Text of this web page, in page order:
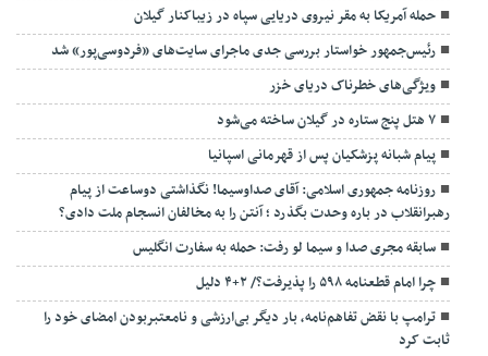
حمله آمریکا به مقر نیروی دریایی سپاه در زیباکنار گیلان
رئیس‌جمهور خواستار بررسی جدی ماجرای سایت‌های «فردوسی‌پور» شد
ویژگی‌های خطرناک دریای خزر
۷ هتل پنج ستاره در گیلان ساخته می‌شود
پیام شبانه پزشکیان پس از قهرمانی اسپانیا
روزنامه جمهوری اسلامی: آقای صداوسیما! نگذاشتی دوساعت از پیام
رهبرانقلاب در باره وحدت بگذرد ؛ آنتن را به مخالفان انسجام ملت دادی؟
سابقه مجری صدا و سیما لو رفت: حمله به سفارت انگلیس
چرا امام قطعنامه ۵۹۸ را پذیرفت؟/ ۲+۴ دلیل
ترامپ با نقض تفاهم‌نامه، بار دیگر بی‌ارزشی و نامعتبربودن امضای خود را
ثابت کرد